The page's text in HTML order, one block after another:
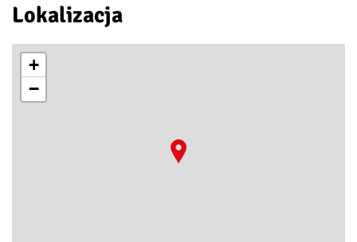
Lokalizacja
+
−